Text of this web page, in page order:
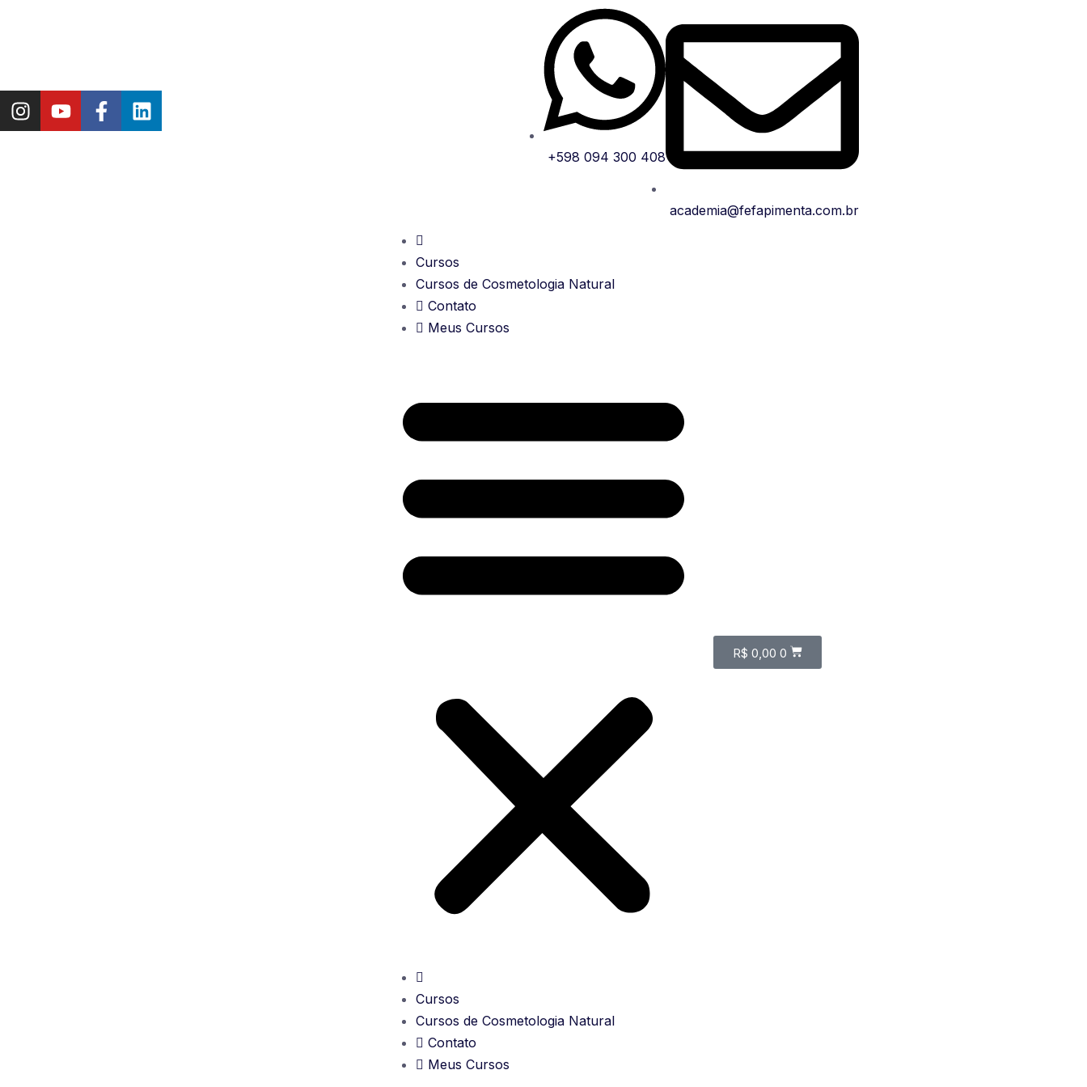
+598 094 300 408
academia@fefapimenta.com.br
Cursos
Cursos de Cosmetologia Natural
Contato
Meus Cursos
Cursos
Cursos de Cosmetologia Natural
Contato
Meus Cursos
R$ 0,00 0